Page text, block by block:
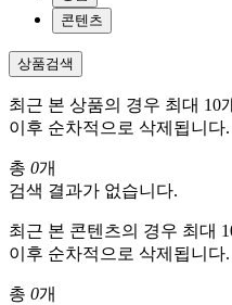
콘텐츠
상품검색
최근 본 상품의 경우 최대 10
이후 순차적으로 삭제됩니다.
총 0개
검색 결과가 없습니다.
최근 본 콘텐츠의 경우 최대
이후 순차적으로 삭제됩니다.
총 0개